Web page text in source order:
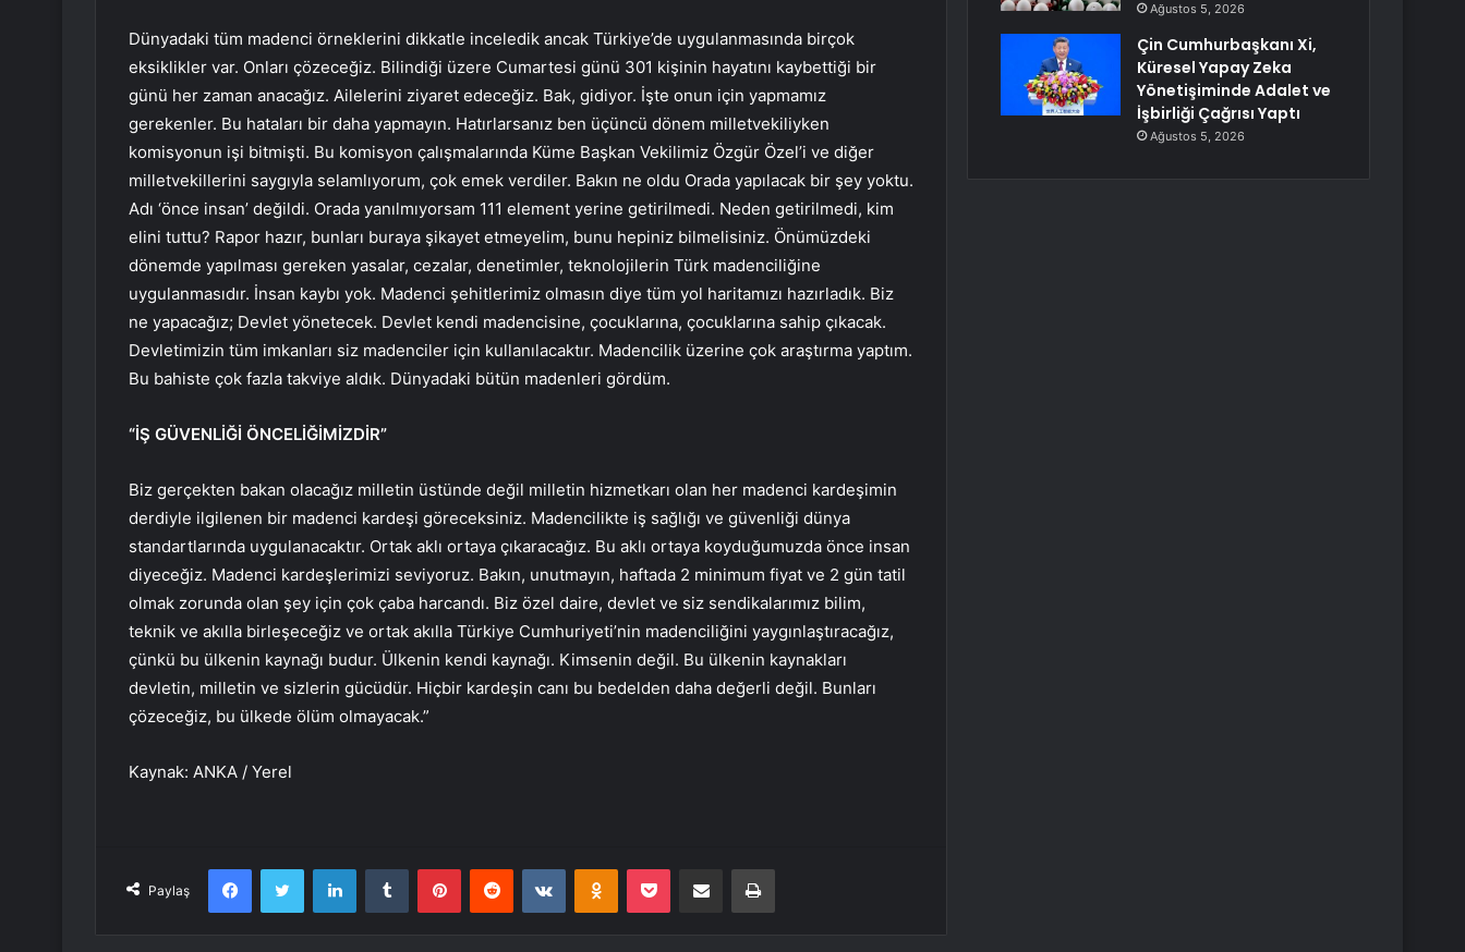
Dünyadaki tüm madenci örneklerini dikkatle inceledik ancak Türkiye’de uygulanmasında birçok
eksiklikler var. Onları çözeceğiz. Bilindiği üzere Cumartesi günü 301 kişinin hayatını kaybettiği bir
günü her zaman anacağız. Ailelerini ziyaret edeceğiz. Bak, gidiyor. İşte onun için yapmamız
gerekenler. Bu hataları bir daha yapmayın. Hatırlarsanız ben üçüncü dönem milletvekiliyken
komisyonun işi bitmişti. Bu komisyon çalışmalarında Küme Başkan Vekilimiz Özgür Özel’i ve diğer
milletvekillerini saygıyla selamlıyorum, çok emek verdiler. Bakın ne oldu Orada yapılacak bir şey yoktu.
Adı ‘önce insan’ değildi. Orada yanılmıyorsam 111 element yerine getirilmedi. Neden getirilmedi, kim
elini tuttu? Rapor hazır, bunları buraya şikayet etmeyelim, bunu hepiniz bilmelisiniz. Önümüzdeki
dönemde yapılması gereken yasalar, cezalar, denetimler, teknolojilerin Türk madenciliğine
uygulanmasıdır. İnsan kaybı yok. Madenci şehitlerimiz olmasın diye tüm yol haritamızı hazırladık. Biz
ne yapacağız; Devlet yönetecek. Devlet kendi madencisine, çocuklarına, çocuklarına sahip çıkacak.
Devletimizin tüm imkanları siz madenciler için kullanılacaktır. Madencilik üzerine çok araştırma yaptım.
Bu bahiste çok fazla takviye aldık. Dünyadaki bütün madenleri gördüm.
“İŞ GÜVENLİĞİ ÖNCELİĞİMİZDİR”
Biz gerçekten bakan olacağız milletin üstünde değil milletin hizmetkarı olan her madenci kardeşimin
derdiyle ilgilenen bir madenci kardeşi göreceksiniz. Madencilikte iş sağlığı ve güvenliği dünya
standartlarında uygulanacaktır. Ortak aklı ortaya çıkaracağız. Bu aklı ortaya koyduğumuzda önce insan
diyeceğiz. Madenci kardeşlerimizi seviyoruz. Bakın, unutmayın, haftada 2 minimum fiyat ve 2 gün tatil
olmak zorunda olan şey için çok çaba harcandı. Biz özel daire, devlet ve siz sendikalarımız bilim,
teknik ve akılla birleşeceğiz ve ortak akılla Türkiye Cumhuriyeti’nin madenciliğini yaygınlaştıracağız,
çünkü bu ülkenin kaynağı budur. Ülkenin kendi kaynağı. Kimsenin değil. Bu ülkenin kaynakları
devletin, milletin ve sizlerin gücüdür. Hiçbir kardeşin canı bu bedelden daha değerli değil. Bunları
çözeceğiz, bu ülkede ölüm olmayacak.”
Kaynak: ANKA / Yerel
Paylaş
FacebookTwitter LinkedInTumblr PinterestReddit VKontakteOdnoklassniki
Pocket E-Posta ile paylaş Yazdır
Ağustos 5, 2026
Çin Cumhurbaşkanı Xi,
Küresel Yapay Zeka
Yönetişiminde Adalet ve
İşbirliği Çağrısı Yaptı
Ağustos 5, 2026